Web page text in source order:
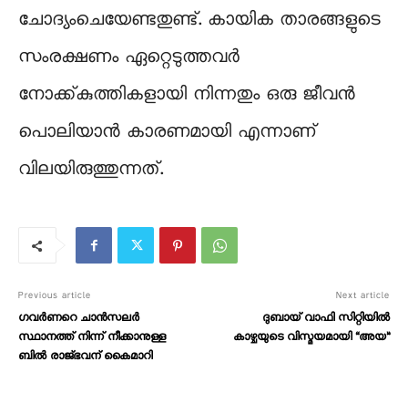
ചോദ്യംചെയേണ്ടതുണ്ട്. കായിക താരങ്ങളുടെ
സംരക്ഷണം ഏറ്റെടുത്തവർ
നോക്ക്കുത്തികളായി നിന്നതും ഒരു ജീവൻ
പൊലിയാൻ കാരണമായി എന്നാണ്
വിലയിരുത്തുന്നത്.
Previous article
ഗവര്‍ണറെ ചാന്‍സലര്‍
സ്ഥാനത്ത് നിന്ന് നീക്കാനുള്ള
ബില്‍ രാജ്ഭവന് കൈമാറി
Next article
ദുബായ് വാഫി സിറ്റിയില്‍
കാഴ്ചയുടെ വിസ്മയമായി “അയ”